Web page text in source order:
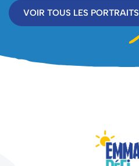
VOIR TOUS LES PORTRAITS